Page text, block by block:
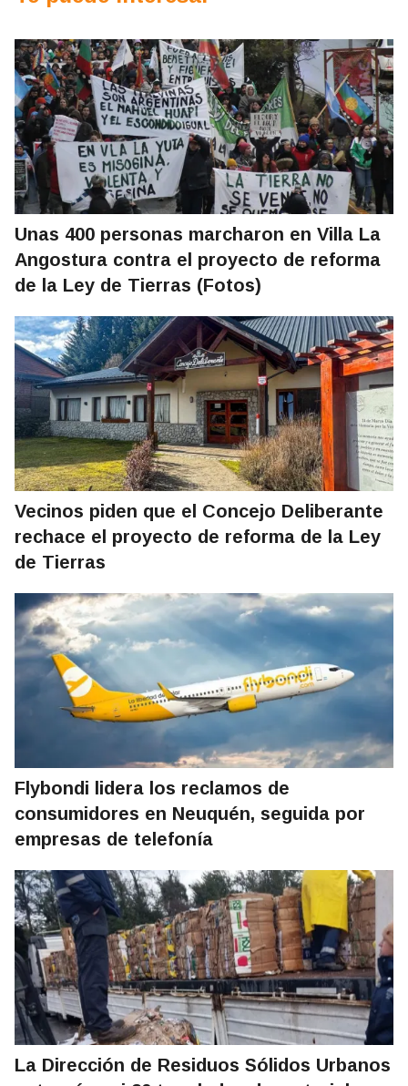
Unas 400 personas marcharon en Villa La
Angostura contra el proyecto de reforma
de la Ley de Tierras (Fotos)
Vecinos piden que el Concejo Deliberante
rechace el proyecto de reforma de la Ley
de Tierras
Flybondi lidera los reclamos de
consumidores en Neuquén, seguida por
empresas de telefonía
La Dirección de Residuos Sólidos Urbanos